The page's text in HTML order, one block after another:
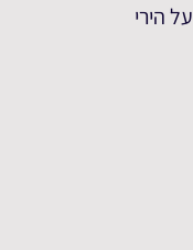
הירי